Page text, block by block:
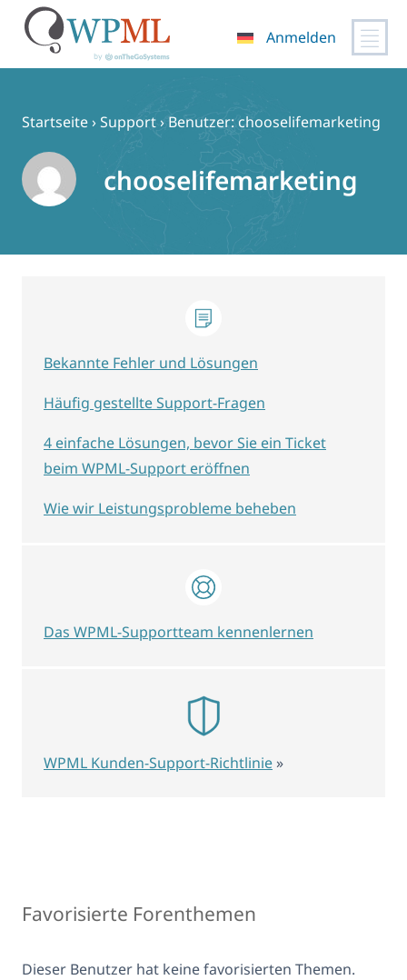
springen
Anmelden
Startseite›Support› Benutzer: chooselifemarketing
chooselifemarketing
Favorisierte Forenthemen
Dieser Benutzer hat keine favorisierten Themen.
Bekannte Fehler und Lösungen
Häufig gestellte Support-Fragen
4 einfache Lösungen, bevor Sie ein Ticket
beim WPML-Support eröffnen
Wie wir Leistungsprobleme beheben
Das WPML-Supportteam kennenlernen
WPML Kunden-Support-Richtlinie »